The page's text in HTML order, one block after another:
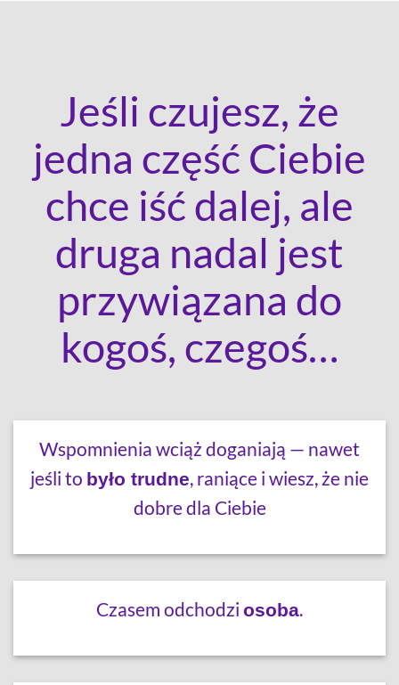
Jeśli czujesz, że
jedna część Ciebie
chce iść dalej, ale
druga nadal jest
przywiązana do
kogoś, czegoś…
Wspomnienia wciąż doganiają — nawet
jeśli to było trudne, raniące i wiesz, że nie
dobre dla Ciebie
Czasem odchodzi osoba.